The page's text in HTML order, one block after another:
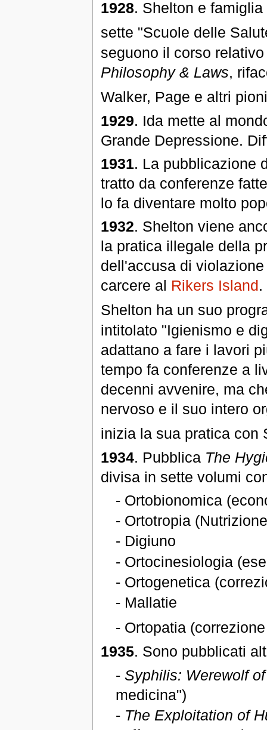
1928. Shelton e
sette "Scuole delle
seguono il corso
Philosophy & Laws,
Walker, Page e altri
1929. Ida mette al
Grande Depressione.
1931. La pubblicazione
tratto da conferenze
lo fa diventare molto
1932. Shelton viene
la pratica illegale della
dell'accusa di
carcere al Rikers Island.
Shelton ha un suo
intitolato "Igienismo e
adattano a fare i lavori
tempo fa conferenze a
decenni avvenire, ma
nervoso e il suo intero
inizia la sua pratica con
1934. Pubblica The
divisa in sette volumi
- Ortobionomica
- Ortotropia
- Digiuno
- Ortocinesiologia
- Ortogenetica
- Mallatie
- Ortopatia
1935. Sono pubblicati
-Syphilis: Werewolf
medicina")
- The Exploitation of